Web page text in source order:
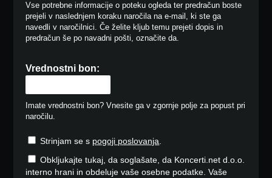
Vse potrebne informacije o poteku ogleda ter predračun boste
prejeli v naslednjem koraku naročila na e-mail, ki ste ga
navedli v naročilnici. Če želite kljub temu prejeti dopis in
predračun še po navadni pošti, označite da.
Vrednostni bon:
Imate vrednostni bon? Vnesite ga v zgornje polje za popust pri
naročilu.
Strinjam se s pogoji poslovanja.
Obkljukajte tukaj, da soglašate, da Koncerti.net d.o.o.
interno hrani in obdeluje vaše osebne podatke. Vaše